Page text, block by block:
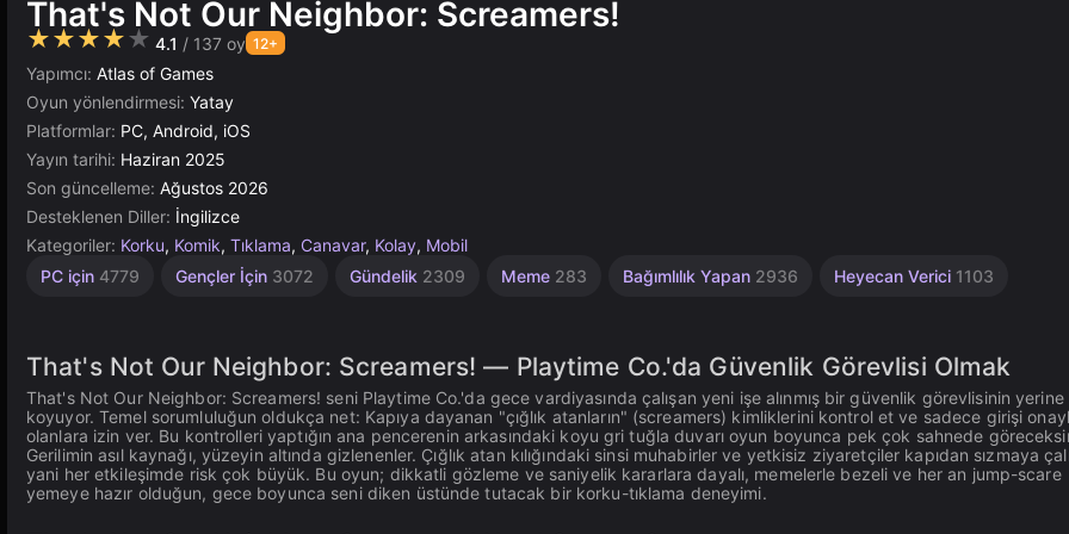
That's Not Our Neighbor: Screamers!
★★★★★ 4.1 / 137 oy 12+
Yapımcı: Atlas of Games
Oyun yönlendirmesi: Yatay
Platformlar: PC, Android, iOS
Yayın tarihi: Haziran 2025
Son güncelleme: Ağustos 2026
Desteklenen Diller: İngilizce
Kategoriler: Korku, Komik, Tıklama, Canavar, Kolay, Mobil
PC için 4779 Gençler İçin 3072 Gündelik 2309 Meme 283 Bağımlılık Yapan 2936 Heyecan Verici 1103
Masaüstü
Atlama
Yüksek
Rus
Çocuklar
Tarayıcı
Yapı
That's Not Our Neighbor: Screamers! — Playtime Co.'da Güvenlik Görevlisi Olmak
That's Not Our Neighbor: Screamers! seni Playtime Co.'da gece vardiyasında çalışan yeni işe alınmış bir güvenlik görevlisinin yerine
koyuyor. Temel sorumluluğun oldukça net: Kapıya dayanan "çığlık atanların" (screamers) kimliklerini kontrol et ve sadece girişi
olanlara izin ver. Bu kontrolleri yaptığın ana pencerenin arkasındaki koyu gri tuğla duvarı oyun boyunca pek çok sahnede
Gerilimin asıl kaynağı, yüzeyin altında gizlenenler. Çığlık atan kılığındaki sinsi muhabirler ve yetkisiz ziyaretçiler kapıdan sızmaya
yani her etkileşimde risk çok büyük. Bu oyun; dikkatli gözleme ve saniyelik kararlara dayalı, memelerle bezeli ve her an jump-scare
yemeye hazır olduğun, gece boyunca seni diken üstünde tutacak bir korku-tıklama deneyimi.